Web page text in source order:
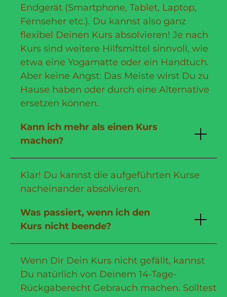
Endgerät (Smartphone, Tablet, Laptop,
Fernseher etc.). Du kannst also ganz
flexibel Deinen Kurs absolvieren! Je nach
Kurs sind weitere Hilfsmittel sinnvoll, wie
etwa eine Yogamatte oder ein Handtuch.
Aber keine Angst: Das Meiste wirst Du zu
Hause haben oder durch eine Alternative
ersetzen können.
Kann ich mehr als einen Kurs
machen?
Klar! Du kannst die aufgeführten Kurse
nacheinander absolvieren.
Was passiert, wenn ich den
Kurs nicht beende?
Wenn Dir Dein Kurs nicht gefällt, kannst
Du natürlich von Deinem 14-Tage-
Rückgaberecht Gebrauch machen. Solltest